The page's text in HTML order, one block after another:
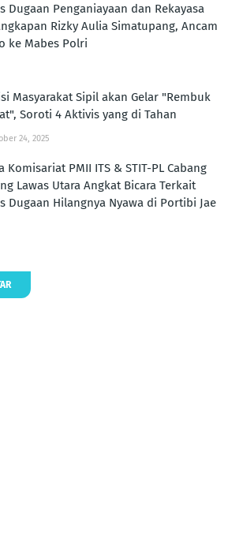
Dugaan Penganiayaan dan Rekayasa
Rizky Aulia Simatupang, Ancam
ke Mabes Polri
Masyarakat Sipil akan Gelar "Rembuk
Soroti 4 Aktivis yang di Tahan
24, 2025
Komisariat PMII ITS & STIT-PL Cabang
Lawas Utara Angkat Bicara Terkait
Dugaan Hilangnya Nyawa di Portibi Jae